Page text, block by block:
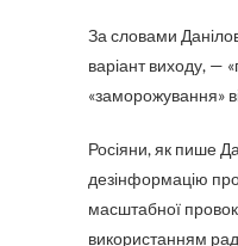
За словами
варіант виходу, —
«заморожування»
Росіяни, як пише
дезінформацію
масштабної
використанням